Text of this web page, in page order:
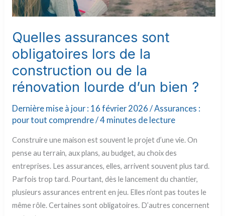
Quelles assurances sont
obligatoires lors de la
construction ou de la
rénovation lourde d’un bien ?
Dernière mise à jour : 16 février 2026 / Assurances :
pour tout comprendre/4 minutes de lecture
Construire une maison est souvent le projet d’une vie. On
pense au terrain, aux plans, au budget, au choix des
entreprises. Les assurances, elles, arrivent souvent plus tard.
Parfois trop tard. Pourtant, dès le lancement du chantier,
plusieurs assurances entrent en jeu. Elles n’ont pas toutes le
même rôle. Certaines sont obligatoires. D’autres concernent